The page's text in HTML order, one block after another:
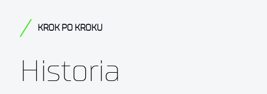
KROK PO KROKU
Historia